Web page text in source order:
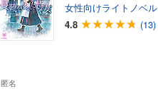
女性向けライトノベル
4.8
(13)
匿名